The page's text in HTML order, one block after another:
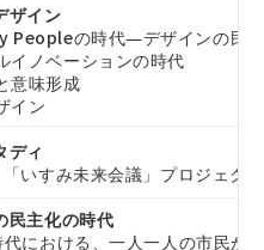
ザイン
Peopleの時代―デザインの民
イノベーションの時代
意味形成
イン
ディ
「いすみ未来会議」プロジェ
民主化の時代
代における、一人一人の市民が